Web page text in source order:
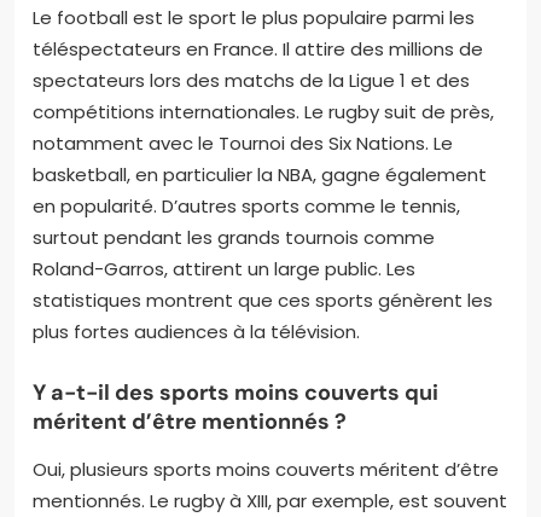
Le football est le sport le plus populaire parmi les
téléspectateurs en France. Il attire des millions de
spectateurs lors des matchs de la Ligue 1 et des
compétitions internationales. Le rugby suit de près,
notamment avec le Tournoi des Six Nations. Le
basketball, en particulier la NBA, gagne également
en popularité. D’autres sports comme le tennis,
surtout pendant les grands tournois comme
Roland-Garros, attirent un large public. Les
statistiques montrent que ces sports génèrent les
plus fortes audiences à la télévision.
Y a-t-il des sports moins couverts qui
méritent d’être mentionnés ?
Oui, plusieurs sports moins couverts méritent d’être
mentionnés. Le rugby à XIII, par exemple, est souvent